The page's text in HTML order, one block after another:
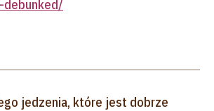
jedzenia, które jest dobrze